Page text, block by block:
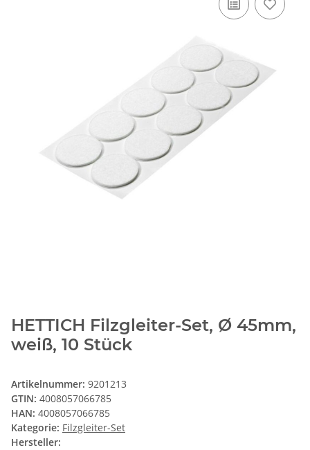
HETTICH Filzgleiter-Set, Ø 45mm,
weiß, 10 Stück
Artikelnummer: 9201213
GTIN: 4008057066785
HAN: 4008057066785
Kategorie: Filzgleiter-Set
Hersteller: